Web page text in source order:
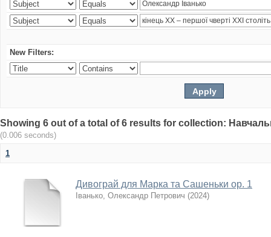
New Filters:
Showing 6 out of a total of 6 results for collection:
(0.006 seconds)
1
Дивограй для Марка та Сашеньки ор. 1
Іванько, Олександр Петрович (2024)